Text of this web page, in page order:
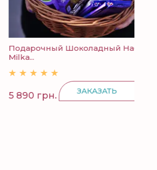
Шоколадный Набор
грн. ЗАКАЗАТЬ